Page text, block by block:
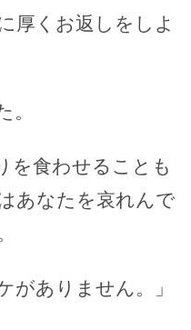
厚くお返しをしよ
。
を食わせることも
あなたを哀れんで
がありません。」